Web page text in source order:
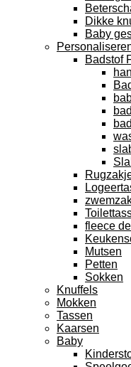
Dikke
Baby
Badstof
fleece
Mutsen
Petten
Sokken
Knuffels
Mokken
Tassen
Kaarsen
Baby